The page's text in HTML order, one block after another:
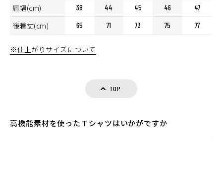
肩幅(cm) 38 44 45 46 47
後着丈(cm) 65 71 73 75 77
※仕上がりサイズについて
TOP
高機能素材を使ったＴシャツはいかがですか